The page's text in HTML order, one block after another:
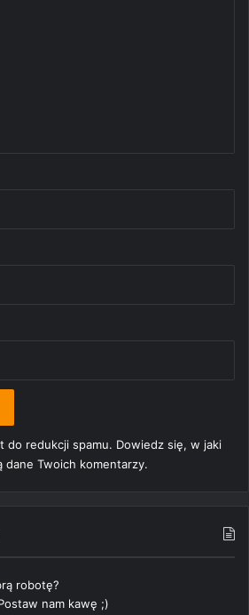
do redukcji spamu. Dowiedz się, w jaki
Twoich komentarzy.
robotę?
nam kawę ;)